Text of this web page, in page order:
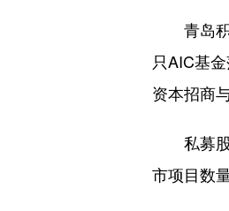
青岛积
只AIC基
资本招商
私募股
市项目数